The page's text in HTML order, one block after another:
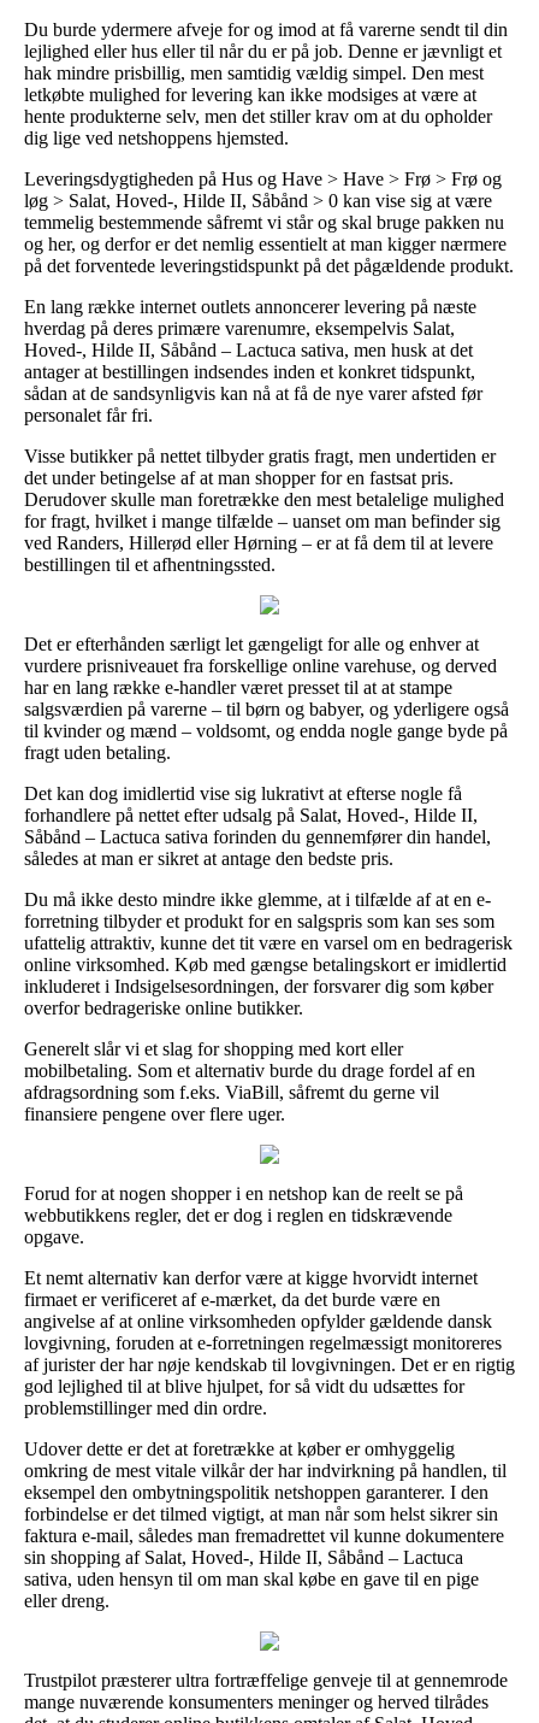
Du burde ydermere afveje for og imod at få varerne sendt til din
lejlighed eller hus eller til når du er på job. Denne er jævnligt et
hak mindre prisbillig, men samtidig vældig simpel. Den mest
letkøbte mulighed for levering kan ikke modsiges at være at
hente produkterne selv, men det stiller krav om at du opholder
dig lige ved netshoppens hjemsted.
Leveringsdygtigheden på Hus og Have > Have > Frø > Frø og
løg > Salat, Hoved-, Hilde II, Såbånd > 0 kan vise sig at være
temmelig bestemmende såfremt vi står og skal bruge pakken nu
og her, og derfor er det nemlig essentielt at man kigger nærmere
på det forventede leveringstidspunkt på det pågældende produkt.
En lang række internet outlets annoncerer levering på næste
hverdag på deres primære varenumre, eksempelvis Salat,
Hoved-, Hilde II, Såbånd – Lactuca sativa, men husk at det
antager at bestillingen indsendes inden et konkret tidspunkt,
sådan at de sandsynligvis kan nå at få de nye varer afsted før
personalet får fri.
Visse butikker på nettet tilbyder gratis fragt, men undertiden er
det under betingelse af at man shopper for en fastsat pris.
Derudover skulle man foretrække den mest betalelige mulighed
for fragt, hvilket i mange tilfælde – uanset om man befinder sig
ved Randers, Hillerød eller Hørning – er at få dem til at levere
bestillingen til et afhentningssted.
Det er efterhånden særligt let gængeligt for alle og enhver at
vurdere prisniveauet fra forskellige online varehuse, og derved
har en lang række e-handler været presset til at at stampe
salgsværdien på varerne – til børn og babyer, og yderligere også
til kvinder og mænd – voldsomt, og endda nogle gange byde på
fragt uden betaling.
Det kan dog imidlertid vise sig lukrativt at efterse nogle få
forhandlere på nettet efter udsalg på Salat, Hoved-, Hilde II,
Såbånd – Lactuca sativa forinden du gennemfører din handel,
således at man er sikret at antage den bedste pris.
Du må ikke desto mindre ikke glemme, at i tilfælde af at en e-
forretning tilbyder et produkt for en salgspris som kan ses som
ufattelig attraktiv, kunne det tit være en varsel om en bedragerisk
online virksomhed. Køb med gængse betalingskort er imidlertid
inkluderet i Indsigelsesordningen, der forsvarer dig som køber
overfor bedrageriske online butikker.
Generelt slår vi et slag for shopping med kort eller
mobilbetaling. Som et alternativ burde du drage fordel af en
afdragsordning som f.eks. ViaBill, såfremt du gerne vil
finansiere pengene over flere uger.
Forud for at nogen shopper i en netshop kan de reelt se på
webbutikkens regler, det er dog i reglen en tidskrævende
opgave.
Et nemt alternativ kan derfor være at kigge hvorvidt internet
firmaet er verificeret af e-mærket, da det burde være en
angivelse af at online virksomheden opfylder gældende dansk
lovgivning, foruden at e-forretningen regelmæssigt monitoreres
af jurister der har nøje kendskab til lovgivningen. Det er en rigtig
god lejlighed til at blive hjulpet, for så vidt du udsættes for
problemstillinger med din ordre.
Udover dette er det at foretrække at køber er omhyggelig
omkring de mest vitale vilkår der har indvirkning på handlen, til
eksempel den ombytningspolitik netshoppen garanterer. I den
forbindelse er det tilmed vigtigt, at man når som helst sikrer sin
faktura e-mail, således man fremadrettet vil kunne dokumentere
sin shopping af Salat, Hoved-, Hilde II, Såbånd – Lactuca
sativa, uden hensyn til om man skal købe en gave til en pige
eller dreng.
Trustpilot præsterer ultra fortræffelige genveje til at gennemrode
mange nuværende konsumenters meninger og herved tilrådes